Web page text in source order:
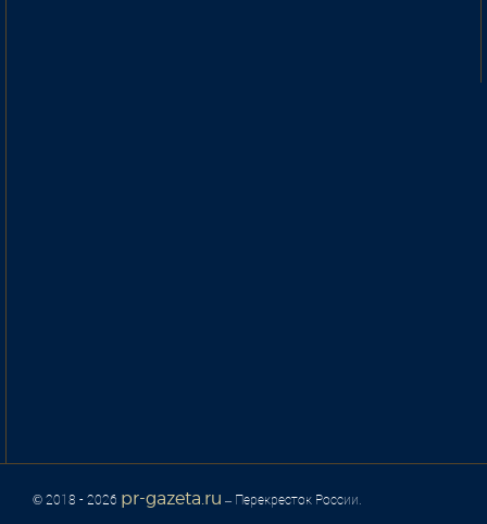
© 2018 - 2026 pr-gazeta.ru – Перекресток России.